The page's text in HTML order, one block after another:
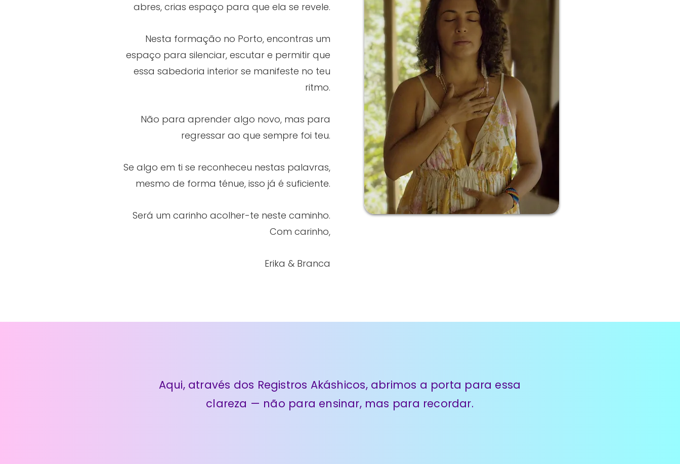
abres, crias espaço para que ela se revele.
Nesta formação no Porto, encontras um
espaço para silenciar, escutar e permitir que
essa sabedoria interior se manifeste no teu
ritmo.
Não para aprender algo novo, mas para
regressar ao que sempre foi teu.
Se algo em ti se reconheceu nestas palavras,
mesmo de forma ténue, isso já é suficiente.
Será um carinho acolher-te neste caminho.
Com carinho,
Erika & Branca
Aqui, através dos Registros Akáshicos, abrimos a porta para essa
clareza — não para ensinar, mas para recordar.